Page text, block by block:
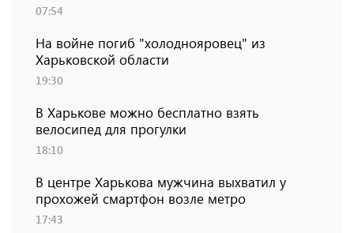
07:54
На войне погиб "холоднояровец" из
Харьковской области
19:30
В Харькове можно бесплатно взять
велосипед для прогулки
18:10
В центре Харькова мужчина выхватил у
прохожей смартфон возле метро
17:43